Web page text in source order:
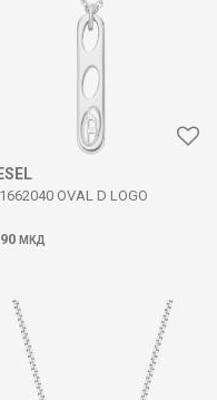
OVAL D LOGO
МКД